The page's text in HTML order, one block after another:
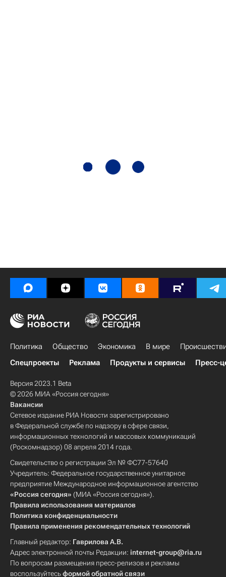
Политика Общество Экономика В мире
Спецпроекты
Реклама Продукты и сервисы Пресс-
Версия 2023.1 Beta
© 2026 МИА «Россия сегодня»
Вакансии
Сетевое издание РИА Новости зарегистрировано
в Федеральной службе по надзору в сфере связи,
информационных технологий и массовых коммуникаций
(Роскомнадзор) 08 апреля 2014 года.
Свидетельство о регистрации Эл № ФС77-57640
Учредитель: Федеральное государственное унитарное
предприятие Международное информационное агентство
«Россия сегодня» (МИА «Россия сегодня»).
Правила использования материалов
Политика конфиденциальности
Правила применения рекомендательных технологий
Главный редактор: Гаврилова А.В.
Адрес электронной почты Редакции: internet-group@ria.ru
По вопросам размещения пресс-релизов и рекламы
воспользуйтесьформой обратной связи